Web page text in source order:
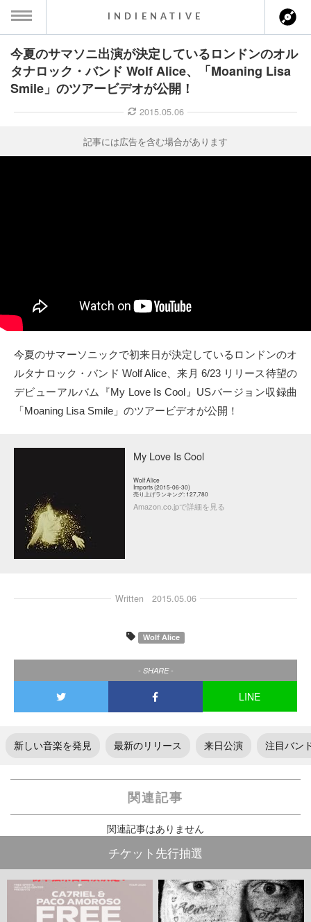
MENU
ス一覧
ト情報
クト
Twitter
Tumblr
Soundcloud
INDIENATIVE
今夏のサマソニ出演が決定しているロンドンのオル
タナロック・バンド Wolf Alice、「Moaning Lisa
Smile」のツアービデオが公開！
2015.05.06
記事には広告を含む場合があります
今夏のサマーソニックで初来日が決定しているロンドンのオ
ルタナロック・バンド Wolf Alice、来月 6/23 リリース待望の
デビューアルバム『My Love Is Cool』USバージョン収録曲
「Moaning Lisa Smile」のツアービデオが公開！
My Love Is Cool
Wolf Alice
Imports (2015-06-30)
売り上げランキング: 127,780
Amazon.co.jpで詳細を見る
Written 2015.05.06
Wolf Alice
- SHARE -
LINE
新しい音楽を発見 最新のリリース 来日公演 注目バン
関連記事
関連記事はありません
チケット先行抽選